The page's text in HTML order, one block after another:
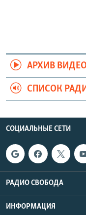
АРХИВ
СПИСОК
СОЦИАЛЬНЫЕ СЕТИ
РАДИО СВОБОДА
ИНФОРМАЦИЯ